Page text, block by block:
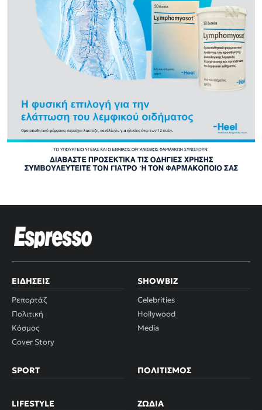
ΕΙΔΉΣΕΙΣ
Ρεπορτάζ
Πολιτική
Κόσμος
Cover Story
SHOWBIZ
Celebrities
Hollywood
Media
SPORT ΠΟΛΙΤΙΣΜΌΣ
LIFESTYLE ΖΏΔΙΑ